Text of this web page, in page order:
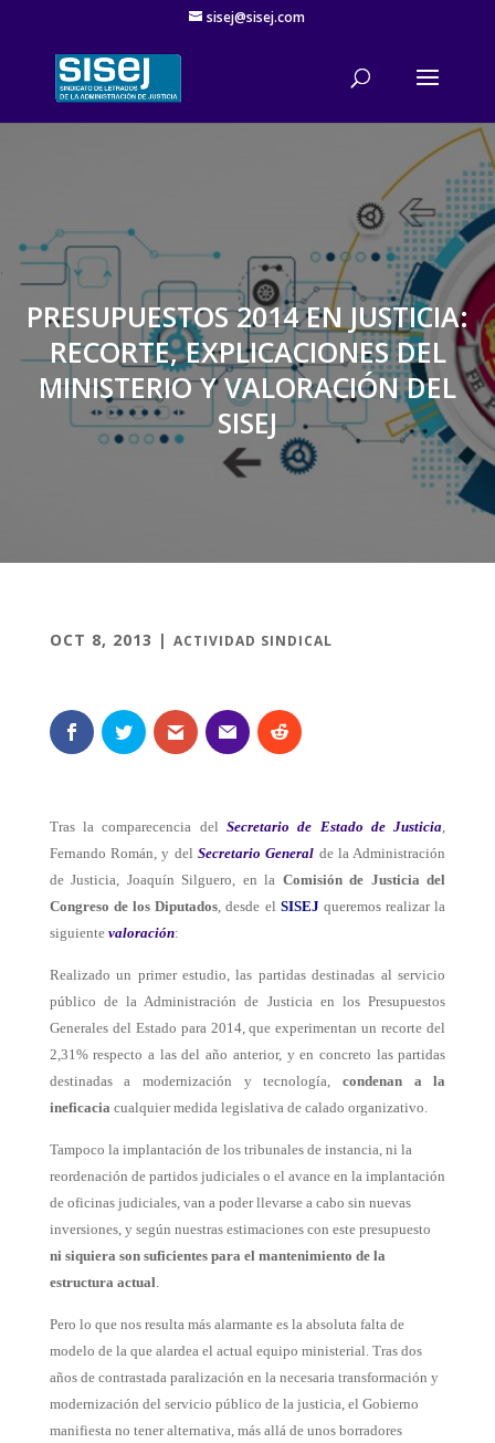
sisej@sisej.com
'
PRESUPUESTOS 2014 EN JUSTICIA:
RECORTE, EXPLICACIONES DEL
MINISTERIO Y VALORACIÓN DEL
SISEJ
OCT 8, 2013 | ACTIVIDAD SINDICAL
Tras la comparecencia del Secretario de Estado de Justicia,
Fernando Román, y del Secretario General de la Administración
de Justicia, Joaquín Silguero, en la Comisión de Justicia del
Congreso de los Diputados, desde el SISEJ queremos realizar la
siguiente valoración:
Realizado un primer estudio, las partidas destinadas al servicio
público de la Administración de Justicia en los Presupuestos
Generales del Estado para 2014, que experimentan un recorte del
2,31% respecto a las del año anterior, y en concreto las partidas
destinadas a modernización y tecnología, condenan a la
ineficacia cualquier medida legislativa de calado organizativo.
Tampoco la implantación de los tribunales de instancia, ni la
reordenación de partidos judiciales o el avance en la implantación
de oficinas judiciales, van a poder llevarse a cabo sin nuevas
inversiones, y según nuestras estimaciones con este presupuesto
ni siquiera son suficientes para el mantenimiento de la
estructura actual.
Pero lo que nos resulta más alarmante es la absoluta falta de
modelo de la que alardea el actual equipo ministerial. Tras dos
años de contrastada paralización en la necesaria transformación y
modernización del servicio público de la justicia, el Gobierno
manifiesta no tener alternativa, más allá de unos borradores